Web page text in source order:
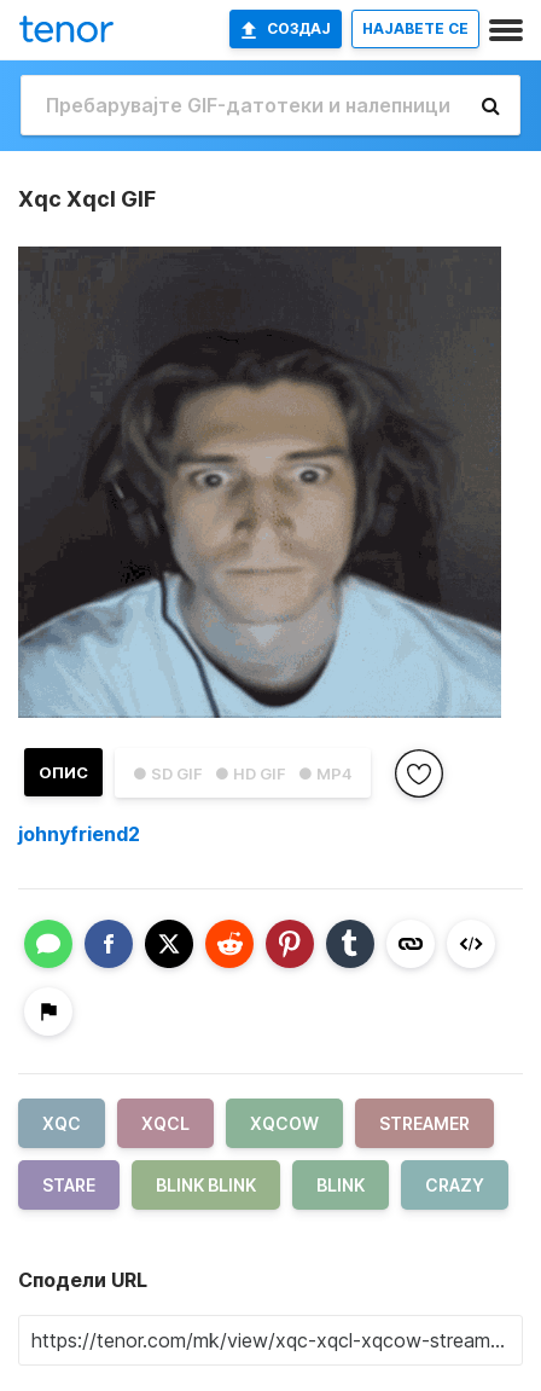
СОЗДАЈ НАЈАВETE СЕ
Xqc Xqcl GIF
● SD GIF ● HD GIF ● MP4
ОПИС
johnyfriend2
XQC XQCL XQCOW STREAMER
STARE BLINK BLINK BLINK CRAZY
Сподели URL